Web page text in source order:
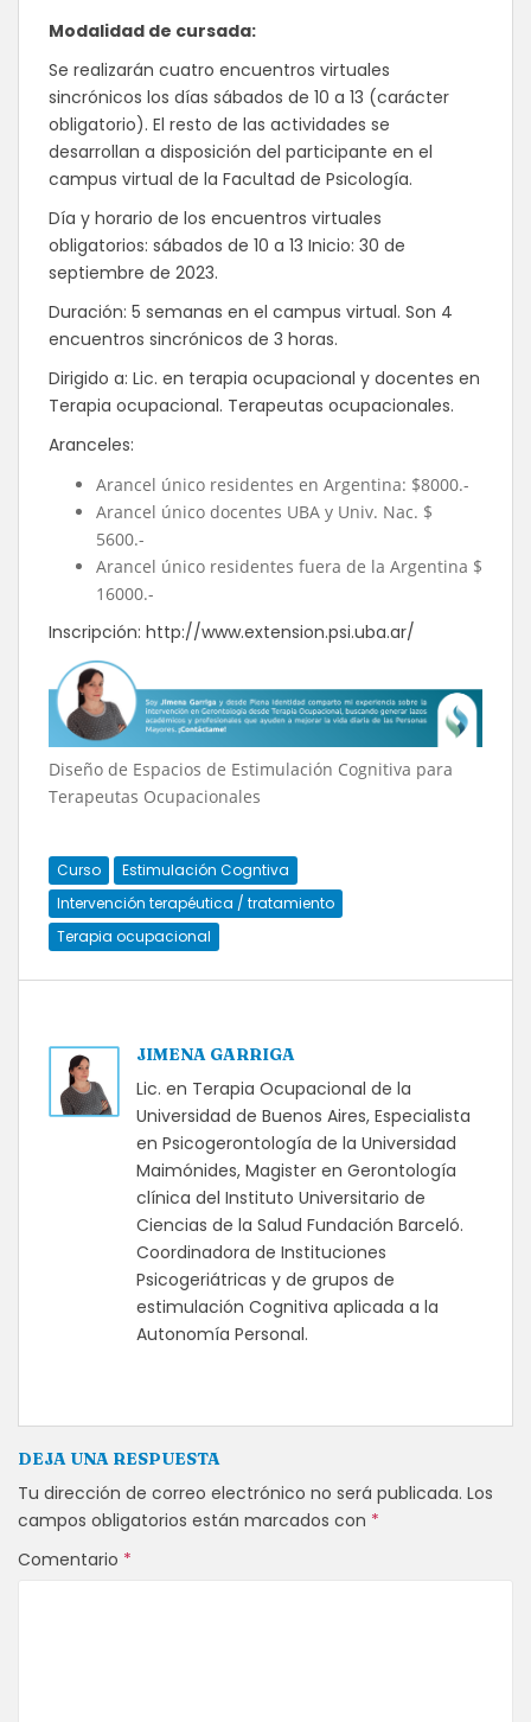
Modalidad de cursada:
Se realizarán cuatro encuentros virtuales
sincrónicos los días sábados de 10 a 13 (carácter
obligatorio). El resto de las actividades se
desarrollan a disposición del participante en el
campus virtual de la Facultad de Psicología.
Día y horario de los encuentros virtuales
obligatorios: sábados de 10 a 13 Inicio: 30 de
septiembre de 2023.
Duración: 5 semanas en el campus virtual. Son 4
encuentros sincrónicos de 3 horas.
Dirigido a: Lic. en terapia ocupacional y docentes en
Terapia ocupacional. Terapeutas ocupacionales.
Aranceles:
Arancel único residentes en Argentina: $8000.-
Arancel único docentes UBA y Univ. Nac. $
5600.-
Arancel único residentes fuera de la Argentina $
16000.-
Inscripción: http://www.extension.psi.uba.ar/
Diseño de Espacios de Estimulación Cognitiva para
Terapeutas Ocupacionales
Curso
Estimulación Cogntiva
Intervención terapéutica / tratamiento
Terapia ocupacional
JIMENA GARRIGA
Lic. en Terapia Ocupacional de la
Universidad de Buenos Aires, Especialista
en Psicogerontología de la Universidad
Maimónides, Magister en Gerontología
clínica del Instituto Universitario de
Ciencias de la Salud Fundación Barceló.
Coordinadora de Instituciones
Psicogeriátricas y de grupos de
estimulación Cognitiva aplicada a la
Autonomía Personal.
DEJA UNA RESPUESTA
Tu dirección de correo electrónico no será publicada. Los
campos obligatorios están marcados con *
Comentario *